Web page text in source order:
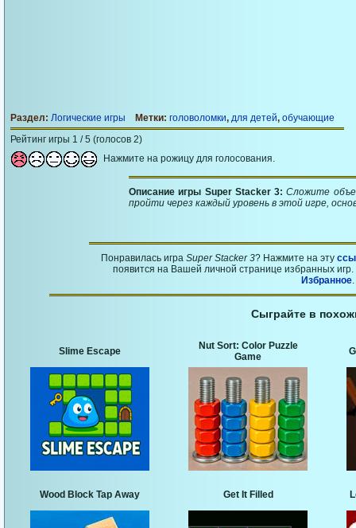
Раздел: Логические игры Метки: головоломки, для детей, обучающие
Рейтинг игры 1 / 5 (голосов 2)
Нажмите на рожицу для голосования.
Описание игры Super Stacker 3:Сложите
пройти через каждый уровень в этой игре,
Понравилась игра Super Stacker 3? Нажмите на эту
появится на Вашей личной странице избранных
Избранное.
Сыграйте в
Slime Escape
Nut Sort: Color Puzzle
Game
Wood Block Tap Away Get It Filled